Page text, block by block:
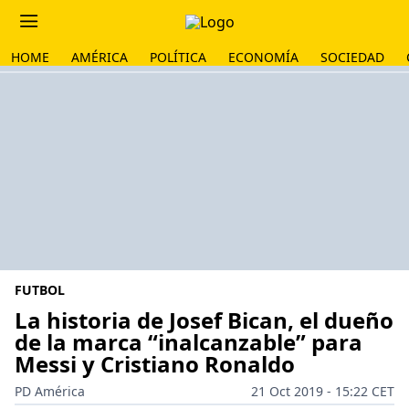
HOME AMÉRICA POLÍTICA ECONOMÍA SOCIEDAD
FUTBOL
La historia de Josef Bican, el dueño
de la marca “inalcanzable” para
Messi y Cristiano Ronaldo
PD América
21 Oct 2019 - 15:22 CET